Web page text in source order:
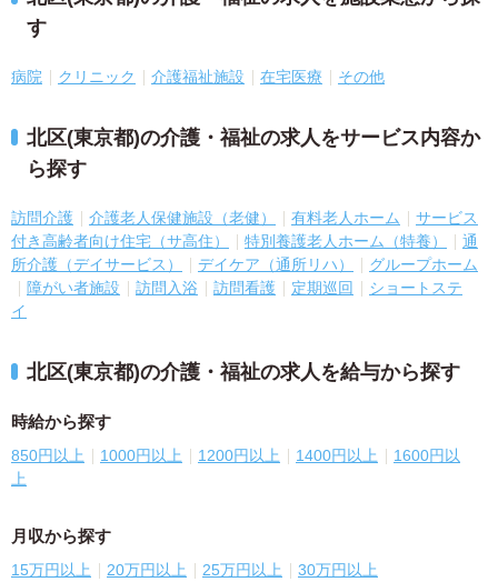
す
病院 クリニック 介護福祉施設 在宅医療 その他
北区(東京都)の介護・福祉の求人をサービス内容か
ら探す
訪問介護 介護老人保健施設（老健） 有料老人ホーム
サービス
付き高齢者向け住宅（サ高住）
特別養護老人ホーム（特養）
通
所介護（デイサービス）
デイケア（通所リハ）
グループホーム
障がい者施設
訪問入浴 訪問看護 定期巡回
ショートステ
イ
北区(東京都)の介護・福祉の求人を給与から探す
時給から探す
850円以上 1000円以上 1200円以上 1400円以上
1600円以
上
月収から探す
15万円以上 20万円以上 25万円以上 30万円以上